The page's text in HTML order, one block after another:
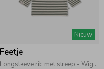
Nieuw
Feetje
Longsleeve rib met streep - Wiggle and Waddle Groen